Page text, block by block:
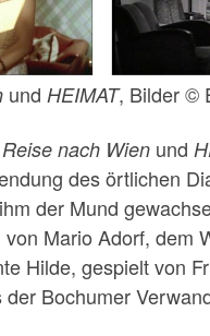
und HEIMAT, Bilder ©
nach Wien und
des örtlichen
der Mund
Mario Adorf, dem
Hilde, gespielt von
Bochumer